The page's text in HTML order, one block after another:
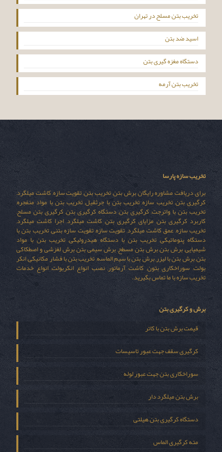
تخریب بتن مسلح در تهران
اسید ضد بتن
دستگاه مغزه گیری بتن
تخریب بتن آرمه
تخریب سازه پارسا
برای دریافت مشاوره رایگان برش بتن, تخریب بتن, تقویت سازه, کاشت میلگرد,
کرگیری بتن, تخریب سازه, تخریب بتن با جرثقیل, تخریب بتن با مواد منفجره,
تخریب بتن با واترجت, کرگیری بتن, دستگاه کرگیری بتن, کرگیری بتن مسلح,
کاربرد کرگیری بتن, مزایای کرگیری بتن, کاشت میلگرد, اجرا کاشت میلگرد,
تخریب سازه, عمق کاشت میلگرد, تقویت سازه, تقویت سازه بتنی, تخریب بتن با
دستگاه پنوماتیکی, تخریب بتن با دستگاه هیدرولیکی, تخریب بتن با مواد
شیمیایی, برش بتن, برش بتن مسطح, برش سیمی بتن, برش لغزشی و اصطکاکی
بتن, برش بتن با لیزر, برش بتن با سیم الماسه, تخریب بتن با فشار مکانیکی, انکر
بولت, سوراخکاری بتون, کاشت آرماتور, نصب انواع انکربولت, انواع خدمات
تخریب سازه با ما تماس بگیرید.
برش و کرگیری بتن
قیمت برش بتن با کاتر
کرگیری سقف جهت عبور تاسیسات
سوراخکاری بتن جهت عبور لوله
برش بتن میلگرد دار
دستگاه کرگیری بتن هیلتی
مته کرگیری الماس